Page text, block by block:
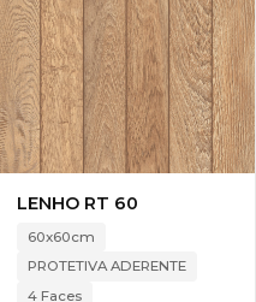
LENHO RT 60
60x60cm
PROTETIVA ADERENTE
4 Faces